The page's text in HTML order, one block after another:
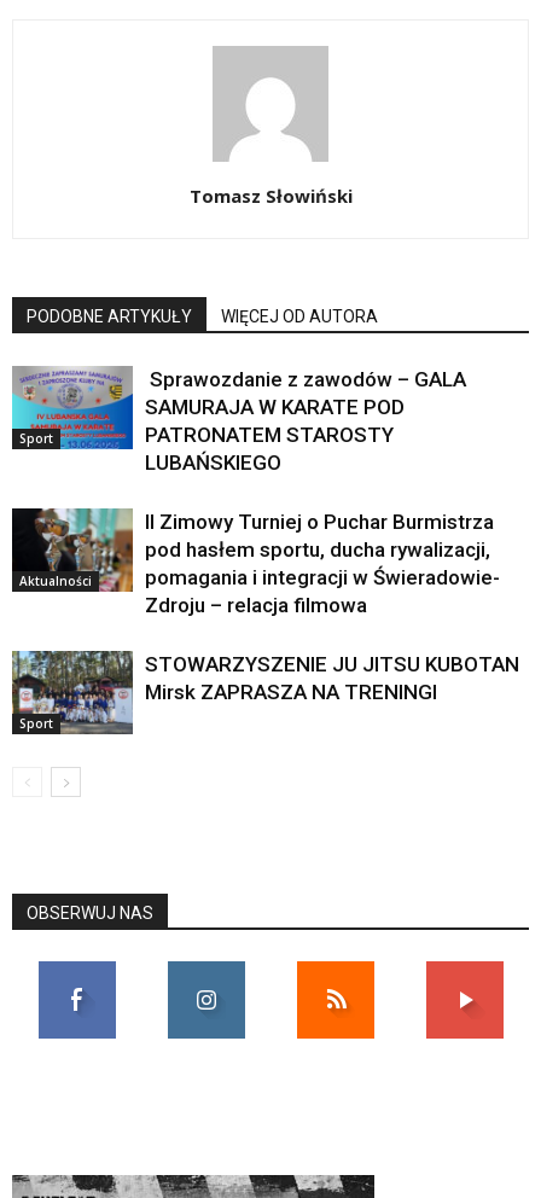
Tomasz Słowiński
PODOBNE ARTYKUŁY WIĘCEJ OD AUTORA
Sport
Sprawozdanie z zawodów – GALA
SAMURAJA W KARATE POD
PATRONATEM STAROSTY
LUBAŃSKIEGO
Aktualności
II Zimowy Turniej o Puchar Burmistrza
pod hasłem sportu, ducha rywalizacji,
pomagania i integracji w Świeradowie-
Zdroju – relacja filmowa
Sport
STOWARZYSZENIE JU JITSU KUBOTAN
Mirsk ZAPRASZA NA TRENINGI
OBSERWUJ NAS